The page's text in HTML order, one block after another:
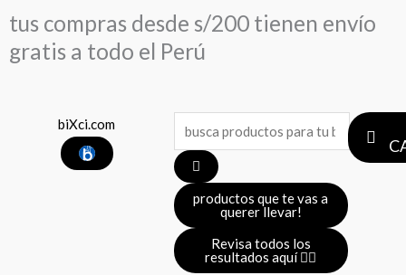
contenido
tus compras desde s/200 tienen envío
gratis a todo el Perú
biXci.com
...
productos que te vas a
querer llevar!
Revisa todos los
resultados aquí 👈🏼